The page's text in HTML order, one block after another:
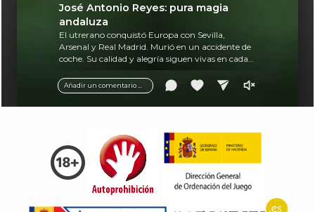
Añadir un comentario ...
José Antonio Reyes: pura magia
andaluza
El utrerano conquistó Europa con Sevilla,
Arsenal y Real Madrid. Murió en un accidente de
coche. Su calidad y alegría siguen vivas en cada